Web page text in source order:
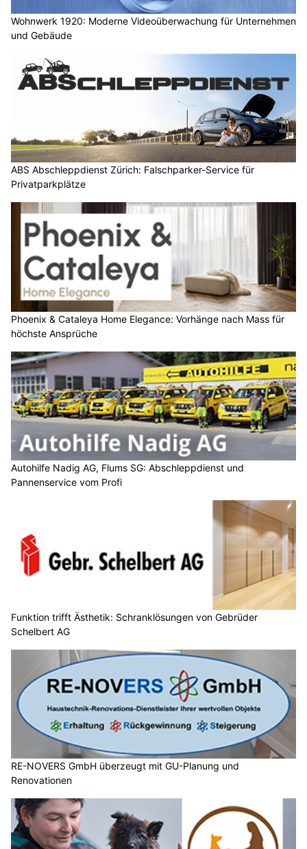
Wohnwerk 1920: Moderne Videoüberwachung für Unternehmen
und Gebäude
ABS Abschleppdienst Zürich: Falschparker-Service für
Privatparkplätze
Phoenix & Cataleya Home Elegance: Vorhänge nach Mass für
höchste Ansprüche
Autohilfe Nadig AG, Flums SG: Abschleppdienst und
Pannenservice vom Profi
Funktion trifft Ästhetik: Schranklösungen von Gebrüder
Schelbert AG
RE-NOVERS GmbH überzeugt mit GU-Planung und
Renovationen